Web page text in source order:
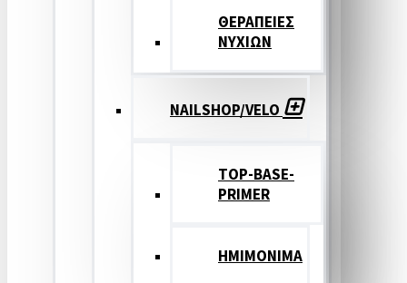
ΘΕΡΑΠΕΙΕΣ
ΝΥΧΙΩΝ
NAILSHOP/VELO
TOP-BASE-
PRIMER
ΗΜΙΜΟΝΙΜΑ